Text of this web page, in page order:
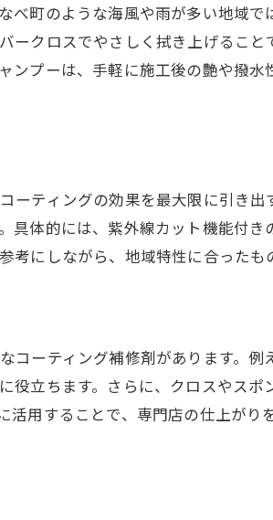
町のような海風や雨が多い地域
クロスでやさしく拭き上げるこ
プーは、手軽に施工後の艶や撥水
ティングの効果を最大限に引き出
体的には、紫外線カット機能付
にしながら、地域特性に合ったも
ーティング補修剤があります。例
立ちます。さらに、クロスやスポ
用することで、専門店の仕上がり